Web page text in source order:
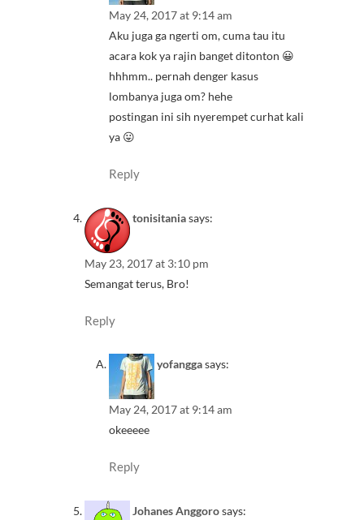
May 24, 2017 at 9:14 am
Aku juga ga ngerti om, cuma tau itu
acara kok ya rajin banget ditonton 😀
hhhmm.. pernah denger kasus
lombanya juga om? hehe
postingan ini sih nyerempet curhat kali
ya 😛
Reply
tonisitaniasays:
May 23, 2017 at 3:10 pm
Semangat terus, Bro!
Reply
yofanggasays:
May 24, 2017 at 9:14 am
okeeeee
Reply
Johanes Anggorosays: